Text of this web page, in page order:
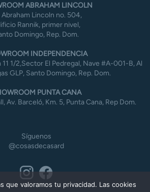
ABRAHAM LINCOLN
Abraham Lincoln no. 504,
Rannik, primer nivel,
Domingo, Rep. Dom.
INDEPENDENCIA
1/2,Sector El Pedregal, Nave #A-001-B, Al
GLP, Santo Domingo, Rep. Dom.
PUNTA CANA
Av. Barceló, Km. 5, Punta Cana, Rep Dom.
Síguenos
@cosasdecasard
que valoramos tu privacidad. Las cookies